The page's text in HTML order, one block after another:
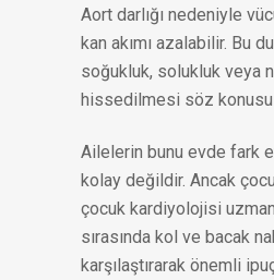
Aort darlığı nedeniyle
kan akımı azalabilir. Bu
soğukluk, solukluk veya
hissedilmesi söz konusu
Ailelerin bunu evde fark
kolay değildir. Ancak
çocuk kardiyolojisi
sırasında kol ve bacak
karşılaştırarak önemli